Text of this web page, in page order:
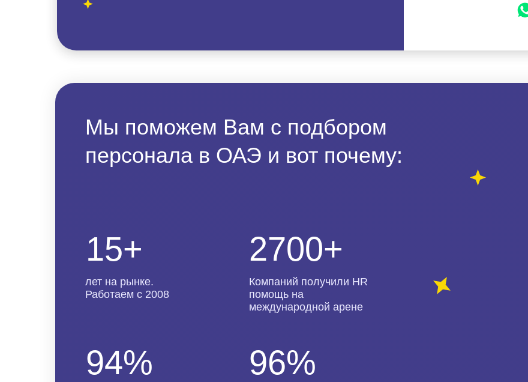
лет на рынке.
Работаем с 2008
Компаний получили HR
помощь на
международной арене
Мы поможем Вам с подбором
персонала в ОАЭ и вот почему:
15+ 2700+
94% 96%